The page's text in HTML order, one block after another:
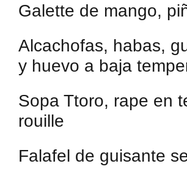
Galette de mango,
Alcachofas, habas,
y huevo a baja
Sopa Ttoro, rape en
rouille
Falafel de guisante